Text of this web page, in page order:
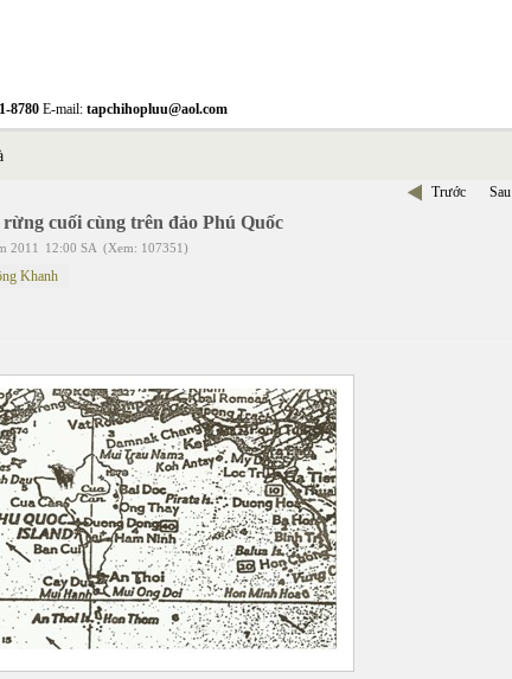
8780 E-mail: tapchihopluu@aol.com
Trước Sau
cuối cùng trên đảo Phú Quốc
2011 12:00 SA (Xem: 107351)
Khanh